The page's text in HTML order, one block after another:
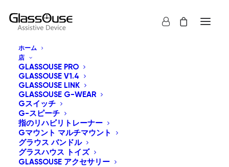
ホーム
店
GLASSOUSE PRO
GLASSOUSE V1.4
GLASSOUSE LINK
GLASSOUSE G-WEAR
Gスイッチ
G-スピーチ
指のリハビリトレーナー
Gマウント マルチマウント
グラウス バンドル
グラスハウス トイズ
GLASSOUSE アクセサリー
すべて表示
新しい順に並べ替え
デフォルト表示
人気順